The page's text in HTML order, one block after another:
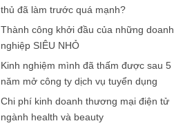
thủ đã làm trước quá mạnh?
Thành công khởi đầu của những doanh
nghiệp SIÊU NHỎ
Kinh nghiệm mình đã thấm được sau 5
năm mở công ty dịch vụ tuyển dụng
Chi phí kinh doanh thương mại điện tử
ngành health và beauty